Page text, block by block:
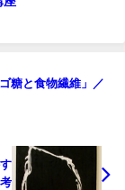
糖と食物繊維」／